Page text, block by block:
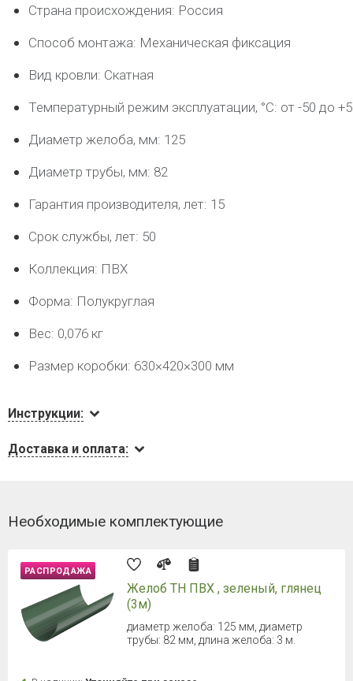
Страна происхождения: Россия
Способ монтажа: Механическая фиксация
Вид кровли: Скатная
Температурный режим эксплуатации, °C: от -50 до
Диаметр желоба, мм: 125
Диаметр трубы, мм: 82
Гарантия производителя, лет: 15
Срок службы, лет: 50
Коллекция: ПВХ
Форма: Полукруглая
Вес: 0,076 кг
Размер коробки: 630×420×300 мм
Инструкции:
Доставка и оплата:
Необходимые комплектующие
РАСПРОДАЖА
Желоб ТН ПВХ , зеленый, глянец
(3м)
диаметр желоба: 125 мм, диаметр
трубы: 82 мм, длина желоба: 3 м.